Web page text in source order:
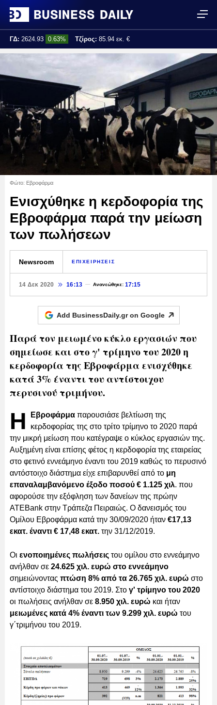
ΓΔ: 2624.93 0.63% Τζίρος: 85.94 εκ. €
Τελ. ενημέρωση:
Φώτο: Εβροφάρμα
Ενισχύθηκε η κερδοφορία της
Εβροφάρμα παρά την μείωση
των πωλήσεων
Newsroom ΕΠΙΧΕΙΡΗΣΕΙΣ
14 Δεκ 2020 16:13 Ανανεώθηκε: 17:15
Add BusinessDaily.gr on Google
Παρά τον μειωμένο κύκλο εργασιών που
σημείωσε και στο γ' τρίμηνο του 2020 η
κερδοφορία της Εβροφάρμα ενισχύθηκε
κατά 3% έναντι του αντίστοιχου
περυσινού τριμήνου.
Η Εβροφάρμα παρουσιάσε βελτίωση της
κερδοφορίας της στο τρίτο τρίμηνο το 2020 παρά
την μικρή μείωση που κατέγραψε ο κύκλος εργασιών της.
Αυξημένη είναι επίσης φέτος η κερδοφορία της εταιρείας
στο φετινό εννεάμηνο έναντι του 2019 καθώς το περυσινό
αντόστοιχο διάστημα είχε επιβαρυνθεί από το μη
επαναλαμβανόμενο έξοδο ποσού € 1.125 χιλ. που
αφορούσε την εξόφληση των δανείων της πρώην
ΑΤΕBank στην Τράπεζα Πειραιώς. Ο δανεισμός του
Ομίλου Εβροφάρμα κατά την 30/09/2020 ήταν €17,13
εκατ. έναντι € 17,48 εκατ. την 31/12/2019.
Οι ενοποιημένες πωλήσεις του ομίλου στο εννεάμηνο
ανήλθαν σε 24.625 χιλ. ευρώ στο εννεάμηνο
σημειώνοντας πτώση 8% από τα 26.765 χιλ. ευρώ στο
αντίστοιχο διάστημα του 2019. Στο γ' τρίμηνο του 2020
οι πωλήσεις ανήλθαν σε 8.950 χιλ. ευρώ και ήταν
μειωμένες κατά 4% έναντι των 9.299 χιλ. ευρώ του
γ΄τριμήνου του 2019.